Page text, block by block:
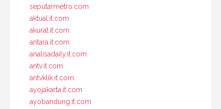
seputarmetro.com
aktual.it.com
akurat.it.com
antara.it.com
analisadaily.it.com
antv.it.com
antvklik.it.com
ayojakarta.it.com
ayobandung.it.com